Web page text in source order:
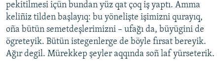
pekitilmesi içün bundan yüz qat çoq iş yaptı. Amma
keliñiz tilden başlayıq: bu yönelişte işimizni qurayıq,
oña bütün semetdeşlerimizni – ufağı da, büyügini de
ögreteyik. Bütün istegenlerge de böyle fırsat bereyik.
Ağır degil. Mürekkep şeyler aqqında soñ laf yürseterik.